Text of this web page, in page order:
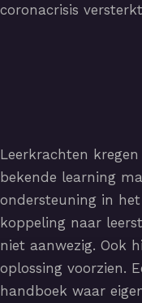
coronacrisis
Leerkrachten
bekende learning
ondersteuning in
koppeling naar
niet aanwezig. Ook
oplossing voorzien.
handboek waar